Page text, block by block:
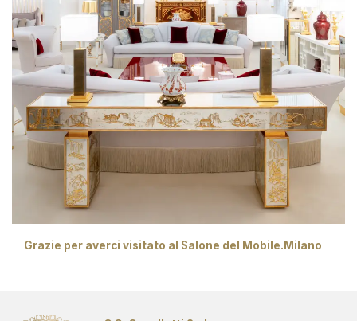
Grazie per averci visitato al Salone del Mobile.Milano